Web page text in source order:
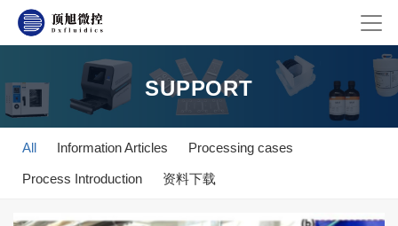
SUPPORT
All Information Articles Processing cases
Process Introduction 资料下载